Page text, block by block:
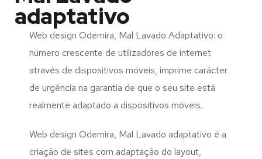
adaptativo
Web design Odemira, Mal Lavado Adaptativo: o
número crescente de utilizadores de internet
através de dispositivos móveis, imprime carácter
de urgência na garantia de que o seu site está
realmente adaptado a dispositivos móveis.
Web design Odemira, Mal Lavado adaptativo é a
criação de sites com adaptação do layout,